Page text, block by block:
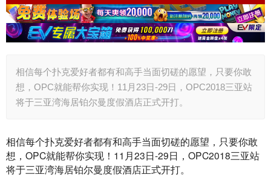
相信每个扑克爱好者都有和高手当面切磋的愿望，只要你敢
想，OPC就能帮你实现！11月23日-29日，OPC2018三亚站
将于三亚湾海居铂尔曼度假酒店正式开打。
相信每个扑克爱好者都有和高手当面切磋的愿望，只要你敢
想，OPC就能帮你实现！11月23日-29日，OPC2018三亚站
将于三亚湾海居铂尔曼度假酒店正式开打。